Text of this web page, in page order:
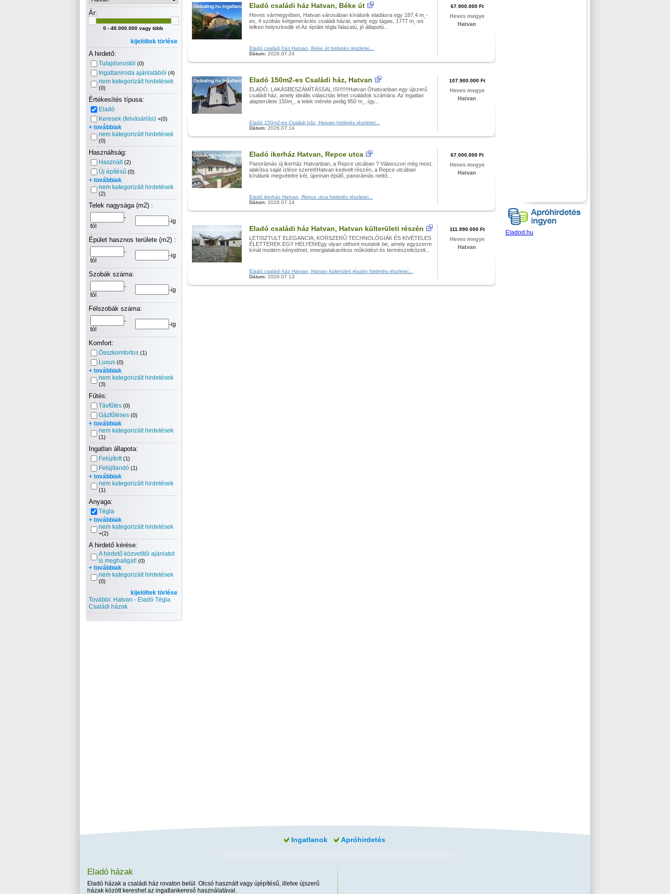
Ár:
0 - 40.000.000 vagy több
kijelöltek törlése
A hirdető:
Tulajdonostól (0)
Ingatlaniroda ajánlatából (4)
nem kategorizált hirdetések
(0)
Értékesítés típusa:
Eladó
Keresek (felvásárlás) +(0)
+ továbbiak
nem kategorizált hirdetések
(0)
Használtság:
Használt (2)
Új építésű (0)
+ továbbiak
nem kategorizált hirdetések
(2)
Telek nagysága (m2) :
-
tól
-ig
Épület hasznos területe (m2) :
-
tól
-ig
Szobák száma:
-
tól
-ig
Félszobák száma:
-
tól
-ig
Komfort:
Összkomfortos (1)
Luxus (0)
+ továbbiak
nem kategorizált hirdetések
(3)
Fűtés:
Távfűtés (0)
Gázfűtéses (0)
+ továbbiak
nem kategorizált hirdetések
(1)
Ingatlan állapota:
Felújított (1)
Felújítandó (1)
+ továbbiak
nem kategorizált hirdetések
(1)
Anyaga:
Tégla
+ továbbiak
nem kategorizált hirdetések
+(2)
A hirdető kérése:
A hirdető közvetítői ajánlatot
is meghallgat! (0)
+ továbbiak
nem kategorizált hirdetések
(0)
kijelöltek törlése
További: Hatvan - Eladó Tégla
Családi házak
Eladó családi ház Hatvan, Béke út
Heves vármegyében, Hatvan városában kínálunk eladásra egy 187,4 m˛-
es, 4 szobás kétgenerációs családi házat, amely egy tágas, 1777 m˛-es
telken helyezkedik el.Az épület tégla falazatú, jó állapotú...
Eladó családi ház Hatvan, Béke út hirdetés részletei...
Dátum: 2026.07.24
67.900.000 Ft
Heves megye
Hatvan
Eladó 150m2-es Családi ház, Hatvan
ELADÓ, LAKÁSBESZÁMÍTÁSSAL IS!!!!!!!Hatvan Óhatvanban egy újszerű
családi ház, amely ideális választás lehet családok számára. Az ingatlan
alapterülete 150m˛, a telek mérete pedig 950 m˛, így...
Eladó 150m2-es Családi ház, Hatvan hirdetés részletei...
Dátum: 2026.07.14
107.900.000 Ft
Heves megye
Hatvan
Eladó ikerház Hatvan, Repce utca
Panorámás új ikerház Hatvanban, a Repce utcában ? Válasszon még most,
alakítsa saját ízlése szerint!Hatvan kedvelt részén, a Repce utcában
kínálunk megvételre két, újonnan épülő, panorámás nettó...
Eladó ikerház Hatvan, Repce utca hirdetés részletei...
Dátum: 2026.07.14
67.000.000 Ft
Heves megye
Hatvan
Eladó családi ház Hatvan, Hatvan külterületi részén
LETISZTULT ELEGANCIA, KORSZERŰ TECHNOLÓGIÁK ÉS KIVÉTELES
ÉLETTEREK EGY HELYEN!Egy olyan otthont mutatok be, amely egyszerre
kínál modern kényelmet, energiatakarékos működést és természetközeli...
Eladó családi ház Hatvan, Hatvan külterületi részén hirdetés részletei...
Dátum: 2026.07.13
111.990.000 Ft
Heves megye
Hatvan
Eladod.hu
Ingatlanok Apróhirdetés
Eladó házak
Eladó házak a családi ház rovaton belül. Olcsó használt vagy újépítésű, illetve újszerű
házak között kereshet az ingatlankereső használatával.